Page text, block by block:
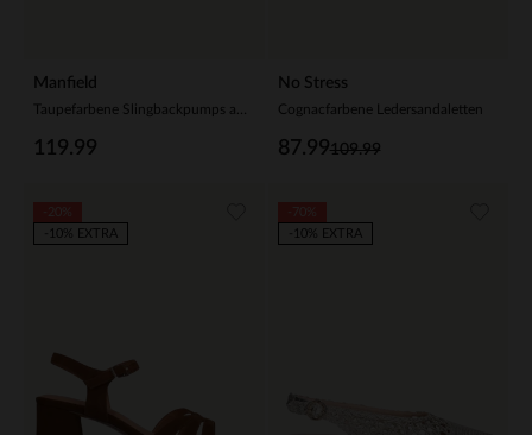
Manfield
119.99
No Stress
Cognacfarbene Ledersandaletten
109.99
87.99
-10% EXTRA
-10% EXTRA